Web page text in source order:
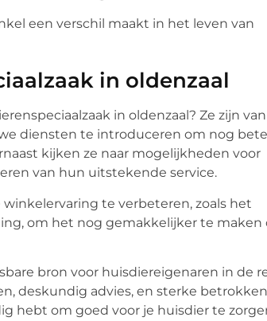
een verschil maakt in het leven van
in oldenzaal
in oldenzaal? Ze zijn
diensten te introduceren om nog
kijken ze naar mogelijkheden voor
van hun uitstekende service.
te verbeteren, zoals het
om het nog gemakkelijker te maken
bron voor huisdiereigenaren in de
deskundig advies, en sterke
hebt om goed voor je huisdier te